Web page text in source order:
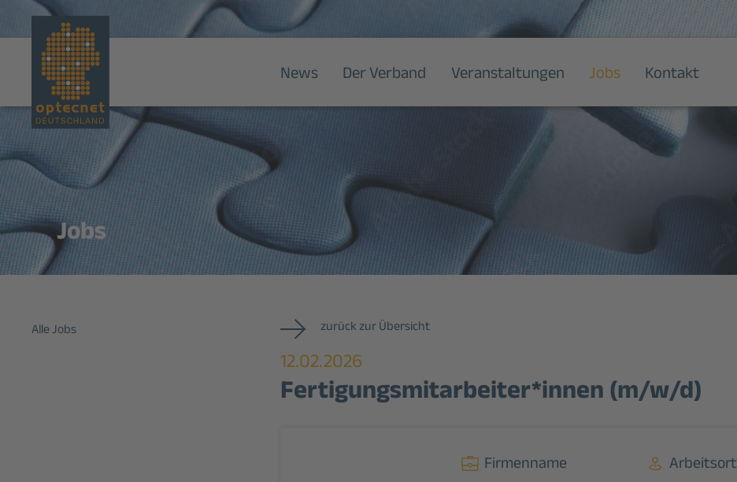
News Der Verband Veranstaltungen Jobs Kontakt
Jobs
Alle Jobs zurück zur Übersicht
12.02.2026
Fertigungsmitarbeiter*innen (m/w/d)
Firmenname Arbeitsort